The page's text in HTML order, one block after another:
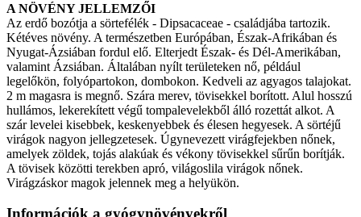
A NÖVÉNY JELLEMZŐI
Az erdő bozótja a sörtefélék - Dipsacaceae - családjába tartozik.
Kétéves növény. A természetben Európában, Észak-Afrikában és
Nyugat-Ázsiában fordul elő. Elterjedt Észak- és Dél-Amerikában,
valamint Ázsiában. Általában nyílt területeken nő, például
legelőkön, folyópartokon, dombokon. Kedveli az agyagos talajokat.
2 m magasra is megnő. Szára merev, tövisekkel borított. Alul hosszú
hullámos, lekerekített végű tompalevelekből álló rozettát alkot. A
szár levelei kisebbek, keskenyebbek és élesen hegyesek. A sörtéjű
virágok nagyon jellegzetesek. Úgynevezett virágfejekben nőnek,
amelyek zöldek, tojás alakúak és vékony tövisekkel sűrűn borítják.
A tövisek közötti terekben apró, világoslila virágok nőnek.
Virágzáskor magok jelennek meg a helyükön.